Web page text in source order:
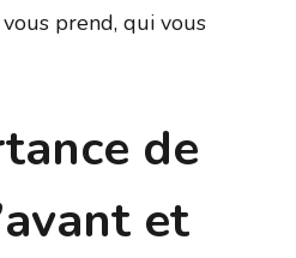
prend, qui vous
de
et